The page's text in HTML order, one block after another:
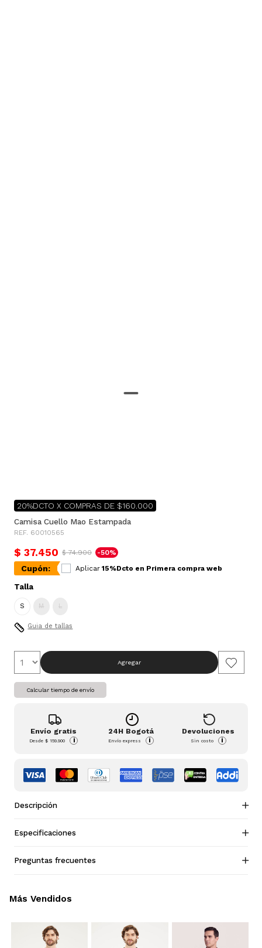
20%DCTO X COMPRAS DE $160.000
Camisa Cuello Mao Estampada
REF. 60010565
$ 37.450 $ 74.900 -50%
Cupón: Aplicar 15%Dcto en Primera compra web
Talla
S M L
Guia de tallas
Agregar
Calcular tiempo de envío
Envío gratis
Desde$ 159.900 i
24H Bogotá
Envío express i
Devoluciones
Sin costo i
Descripción
Especificaciones
Preguntas frecuentes
Más Vendidos